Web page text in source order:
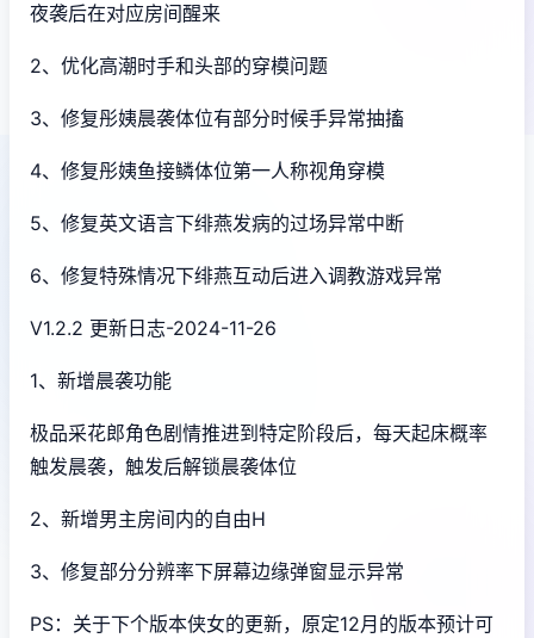
夜袭后在对应房间醒来
2、优化高潮时手和头部的穿模问题
3、修复彤姨晨袭体位有部分时候手异常抽搐
4、修复彤姨鱼接鳞体位第一人称视角穿模
5、修复英文语言下绯燕发病的过场异常中断
6、修复特殊情况下绯燕互动后进入调教游戏异常
V1.2.2 更新日志-2024-11-26
1、新增晨袭功能
极品采花郎角色剧情推进到特定阶段后，每天起床概率
触发晨袭，触发后解锁晨袭体位
2、新增男主房间内的自由H
3、修复部分分辨率下屏幕边缘弹窗显示异常
PS：关于下个版本侠女的更新，原定12月的版本预计可